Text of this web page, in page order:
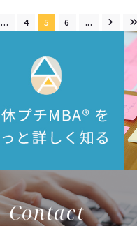
... 4 5 6 ...
Contact